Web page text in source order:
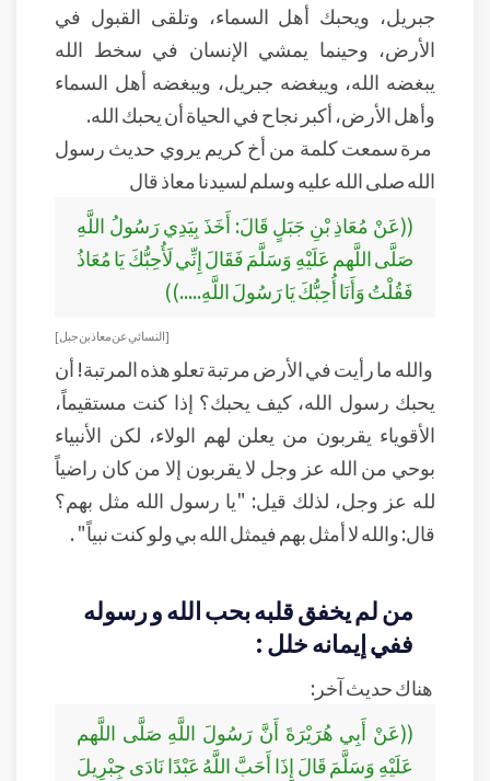
جبريل، ويحبك أهل السماء، وتلقى القبول في
الأرض، وحينما يمشي الإنسان في سخط الله
يبغضه الله، ويبغضه جبريل، ويبغضه أهل السماء
وأهل الأرض، أكبر نجاح في الحياة أن يحبك الله.
مرة سمعت كلمة من أخ كريم يروي حديث رسول
الله صلى الله عليه وسلم لسيدنا معاذ قال
((عَنْ مُعَاذِ بْنِ جَبَلٍ قَالَ: أَخَذَ بِيَدِي رَسُولُ اللَّهِ
صَلَّى اللَّهم عَلَيْهِ وَسَلَّمَ فَقَالَ إِنِّي لَأُحِبُّكَ يَا مُعَاذُ
فَقُلْتُ وَأَنَا أُحِبُّكَ يَا رَسُولَ اللَّهِ.....))
[النسائي عن معاذ بن جبل]
والله ما رأيت في الأرض مرتبة تعلو هذه المرتبة! أن
يحبك رسول الله، كيف يحبك؟ إذا كنت مستقيماً،
الأقوياء يقربون من يعلن لهم الولاء، لكن الأنبياء
بوحي من الله عز وجل لا يقربون إلا من كان راضياً
لله عز وجل، لذلك قيل: "يا رسول الله مثل بهم؟
قال: والله لا أمثل بهم فيمثل الله بي ولو كنت نبياً" .
من لم يخفق قلبه بحب الله و رسوله
ففي إيمانه خلل :
هناك حديث آخر:
((عَنْ أَبِي هُرَيْرَةَ أَنَّ رَسُولَ اللَّهِ صَلَّى اللَّهم
عَلَيْهِ وَسَلَّمَ قَالَ إِذَا أَحَبَّ اللَّهُ عَبْدًا نَادَى جِبْرِيلَ